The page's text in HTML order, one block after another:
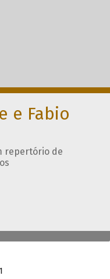
e Fabio
repertório de